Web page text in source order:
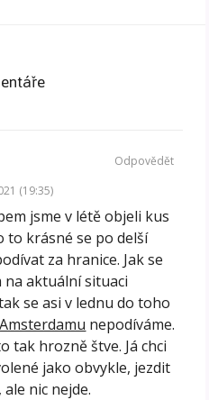
(19:35)
jsme v létě objeli kus
to krásné se po delší
za hranice. Jak se
aktuální situaci
se asi v lednu do toho
Amsterdamu nepodíváme.
tak hrozně štve. Já chci
jako obvykle, jezdit
nic nejde.
Odpovědět